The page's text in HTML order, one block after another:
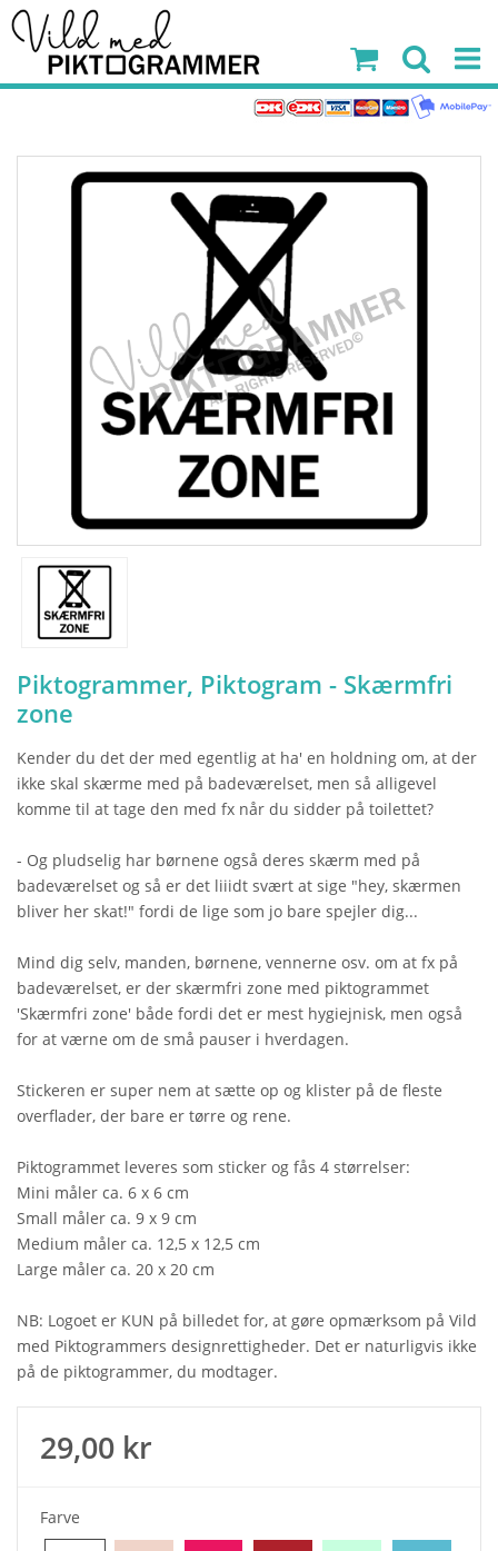
Piktogrammer, Piktogram - Skærmfri
zone
Kender du det der med egentlig at ha' en holdning om, at der
ikke skal skærme med på badeværelset, men så alligevel
komme til at tage den med fx når du sidder på toilettet?
- Og pludselig har børnene også deres skærm med på
badeværelset og så er det liiidt svært at sige "hey, skærmen
bliver her skat!" fordi de lige som jo bare spejler dig...
Mind dig selv, manden, børnene, vennerne osv. om at fx på
badeværelset, er der skærmfri zone med piktogrammet
'Skærmfri zone' både fordi det er mest hygiejnisk, men også
for at værne om de små pauser i hverdagen.
Stickeren er super nem at sætte op og klister på de fleste
overflader, der bare er tørre og rene.
Piktogrammet leveres som sticker og fås 4 størrelser:
Mini måler ca. 6 x 6 cm
Small måler ca. 9 x 9 cm
Medium måler ca. 12,5 x 12,5 cm
Large måler ca. 20 x 20 cm
NB: Logoet er KUN på billedet for, at gøre opmærksom på Vild
med Piktogrammers designrettigheder. Det er naturligvis ikke
på de piktogrammer, du modtager.
29,00 kr
Farve